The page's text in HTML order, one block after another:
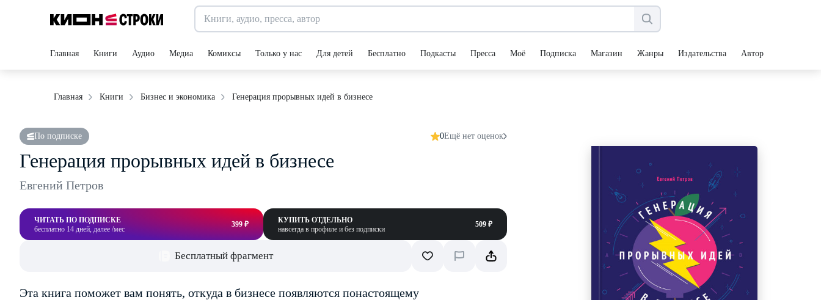
Главная Книги Аудио Медиа Комиксы Только у нас Для детей Бесплатно Подкасты Пресса Моё Подписка Магазин Жанры Издательства Авторы
Главная Книги Бизнес и экономика Генерация прорывных идей в бизнесе
По подписке 0Ещё нет оценок
Генерация прорывных идей в бизнесе
Евгений Петров
ЧИТАТЬ ПО ПОДПИСКЕ
бесплатно 14 дней, далее /мес
399 ₽
КУПИТЬ ОТДЕЛЬНО
навсегда в профиле и без подписки
509 ₽
Бесплатный фрагмент
Эта книга поможет вам понять, откуда в бизнесе появляются понастоящему